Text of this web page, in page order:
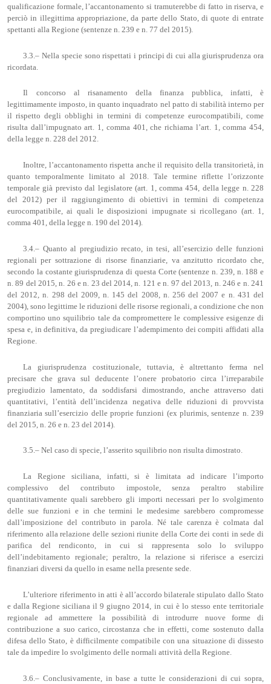
qualificazione formale, l’accantonamento si tramuterebbe di fatto in riserva, e
perciò in illegittima appropriazione, da parte dello Stato, di quote di entrate
spettanti alla Regione (sentenze n. 239 e n. 77 del 2015).
3.3.– Nella specie sono rispettati i principi di cui alla giurisprudenza ora
ricordata.
Il concorso al risanamento della finanza pubblica, infatti, è
legittimamente imposto, in quanto inquadrato nel patto di stabilità interno per
il rispetto degli obblighi in termini di competenze eurocompatibili, come
risulta dall’impugnato art. 1, comma 401, che richiama l’art. 1, comma 454,
della legge n. 228 del 2012.
Inoltre, l’accantonamento rispetta anche il requisito della transitorietà, in
quanto temporalmente limitato al 2018. Tale termine riflette l’orizzonte
temporale già previsto dal legislatore (art. 1, comma 454, della legge n. 228
del 2012) per il raggiungimento di obiettivi in termini di competenza
eurocompatibile, ai quali le disposizioni impugnate si ricollegano (art. 1,
comma 401, della legge n. 190 del 2014).
3.4.– Quanto al pregiudizio recato, in tesi, all’esercizio delle funzioni
regionali per sottrazione di risorse finanziarie, va anzitutto ricordato che,
secondo la costante giurisprudenza di questa Corte (sentenze n. 239, n. 188 e
n. 89 del 2015, n. 26 e n. 23 del 2014, n. 121 e n. 97 del 2013, n. 246 e n. 241
del 2012, n. 298 del 2009, n. 145 del 2008, n. 256 del 2007 e n. 431 del
2004), sono legittime le riduzioni delle risorse regionali, a condizione che non
comportino uno squilibrio tale da compromettere le complessive esigenze di
spesa e, in definitiva, da pregiudicare l’adempimento dei compiti affidati alla
Regione.
La giurisprudenza costituzionale, tuttavia, è altrettanto ferma nel
precisare che grava sul deducente l’onere probatorio circa l’irreparabile
pregiudizio lamentato, da soddisfarsi dimostrando, anche attraverso dati
quantitativi, l’entità dell’incidenza negativa delle riduzioni di provvista
finanziaria sull’esercizio delle proprie funzioni (ex plurimis, sentenze n. 239
del 2015, n. 26 e n. 23 del 2014).
3.5.– Nel caso di specie, l’asserito squilibrio non risulta dimostrato.
La Regione siciliana, infatti, si è limitata ad indicare l’importo
complessivo del contributo impostole, senza peraltro stabilire
quantitativamente quali sarebbero gli importi necessari per lo svolgimento
delle sue funzioni e in che termini le medesime sarebbero compromesse
dall’imposizione del contributo in parola. Né tale carenza è colmata dal
riferimento alla relazione delle sezioni riunite della Corte dei conti in sede di
parifica del rendiconto, in cui si rappresenta solo lo sviluppo
dell’indebitamento regionale; peraltro, la relazione si riferisce a esercizi
finanziari diversi da quello in esame nella presente sede.
L’ulteriore riferimento in atti è all’accordo bilaterale stipulato dallo Stato
e dalla Regione siciliana il 9 giugno 2014, in cui è lo stesso ente territoriale
regionale ad ammettere la possibilità di introdurre nuove forme di
contribuzione a suo carico, circostanza che in effetti, come sostenuto dalla
difesa dello Stato, è difficilmente compatibile con una situazione di dissesto
tale da impedire lo svolgimento delle normali attività della Regione.
3.6.– Conclusivamente, in base a tutte le considerazioni di cui sopra,